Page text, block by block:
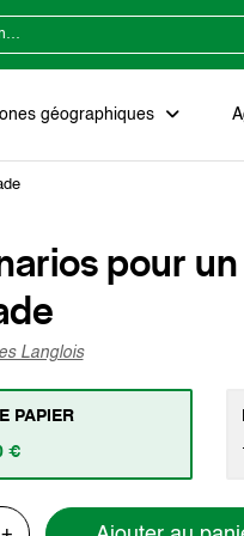
géographiques
pour
Langlois
PAPIER
€